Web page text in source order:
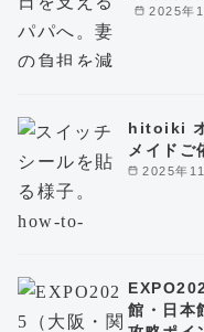
2025年
2025年
hitoiki オ
メイドご
館・日本